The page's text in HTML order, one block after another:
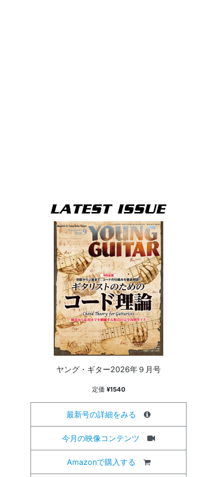
ヤング・ギター2026年９月号
定価 ¥1540
最新号の詳細をみる
今月の映像コンテンツ
Amazonで購入する